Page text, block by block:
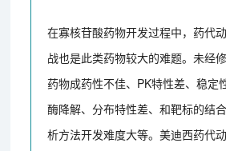
在寡核苷酸药物开发过程中，药代
战也是此类药物较大的难题。未经
药物成药性不佳、PK特性差、稳定
酶降解、分布特性差、和靶标的结
析方法开发难度大等。美迪西药代